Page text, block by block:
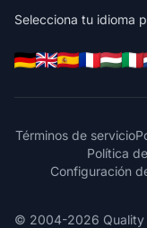
Selecciona tu idioma
Términos de servicio
Política
Configuración
© 2004-2026 Quality